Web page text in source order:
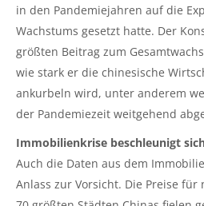
in den Pandemiejahren auf die
Wachstums gesetzt hatte. Der
größten Beitrag zum
wie stark er die chinesische
ankurbeln wird, unter anderem
der Pandemiezeit weitgehend
Immobilienkrise beschleunigt
Auch die Daten aus dem
Anlass zur Vorsicht. Die Preise für